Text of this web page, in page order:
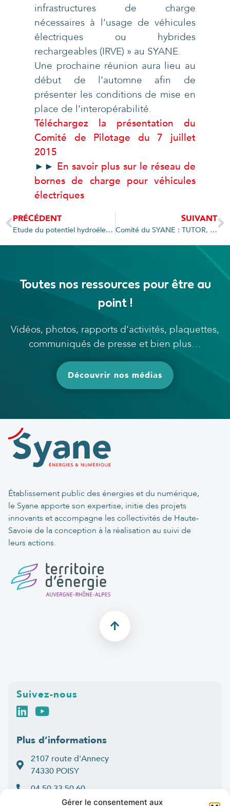
Gérer le consentement aux
infrastructures de charge
nécessaires à l’usage de véhicules
électriques ou hybrides
rechargeables (IRVE) » au SYANE.
Une prochaine réunion aura lieu au
début de l’automne afin de
présenter les conditions de mise en
place de l’interopérabilité.
Téléchargez la présentation du
Comité de Pilotage du 7 juillet
2015
►► En savoir plus sur le réseau de
bornes de charge pour véhicules
électriques
PRÉCÉDENT
Etude du potentiel hydroélectrique : l’étude lancée
SUIVANT
Comité du SYANE : TUTOR, futur exploitant du réseau fibre optique départemental
Toutes nos ressources pour être au
point !
Vidéos, photos, rapports d’activités, plaquettes,
communiqués de presse et bien plus…
Découvrir nos médias
Établissement public des énergies et du numérique,
le Syane apporte son expertise, initie des projets
innovants et accompagne les collectivités de Haute-
Savoie de la conception à la réalisation au suivi de
leurs actions.
Suivez-nous
Plus d’informations
2107 route d'Annecy
74330 POISY
04 50 33 50 60